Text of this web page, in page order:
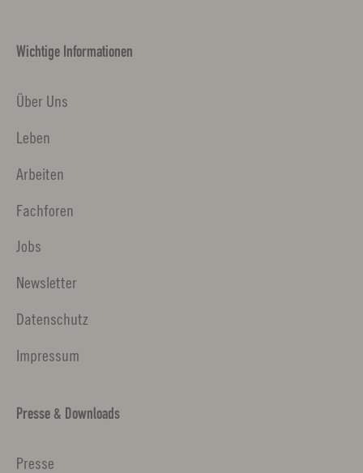
Wichtige Informationen
Über Uns
Leben
Arbeiten
Fachforen
Jobs
Newsletter
Datenschutz
Impressum
Presse & Downloads
Presse